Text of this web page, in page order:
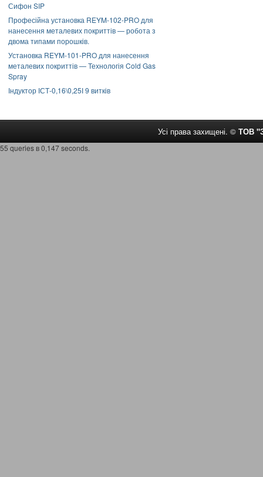
Сифон SIP
Професійна установка REYM-102-PRO для
нанесення металевих покриттів — робота з
двома типами порошків.
Установка REYM-101-PRO для нанесення
металевих покриттів — Технологія Cold Gas
Spray
Індуктор ІСТ-0,16\0,25І 9 витків
Усі права захищені. © ТОВ
55 queries в 0,147 seconds.